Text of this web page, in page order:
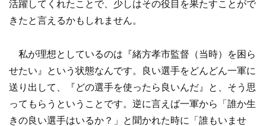
活躍してくれたことで、少しはその役目を果たすことがで
きたと言えるかもしれません。
私が理想としているのは『緒方孝市監督（当時）を困ら
せたい』という状態なんです。良い選手をどんどん一軍に
送り出して、『どの選手を使ったら良いんだ』と、そう思
ってもらうということです。逆に言えば一軍から「誰か生
きの良い選手はいるか？」と聞かれた時に「誰もいませ